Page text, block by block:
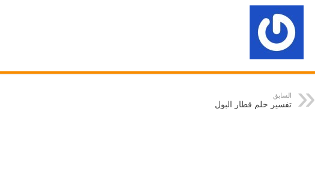
السابق
تفسير حلم قطار البول